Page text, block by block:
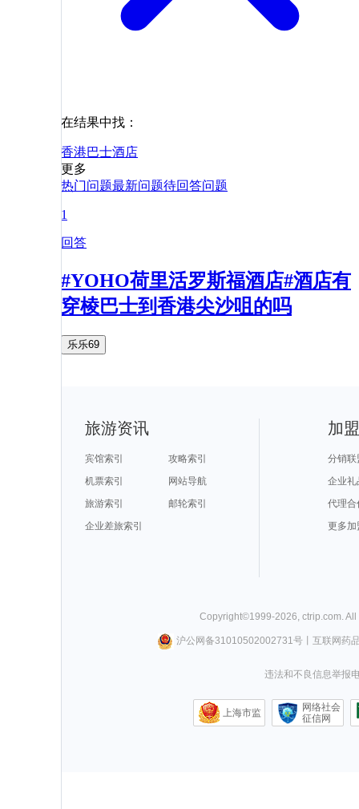
在结果中找：
香港巴士酒店
更多
热门问题最新问题待回答问题
1
回答
#YOHO荷里活罗斯福酒店#酒店有
穿棱巴士到香港尖沙咀的吗
乐乐69
旅游资讯
宾馆索引
攻略索引
机票索引
网站导航
旅游索引
邮轮索引
企业差旅索引
加
分销联
企业礼
代理合
更多加
Copyright©1999-2026 ctrip.com .
沪公网备31010502002731号丨 互联网药
违法和不良信息举报
上海市监
网络社会
征信网